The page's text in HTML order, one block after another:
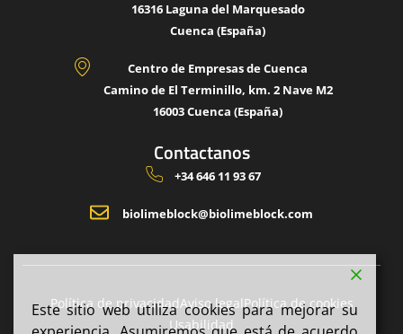
16316 Laguna del Marquesado
Cuenca (España)
Centro de Empresas de Cuenca
Camino de El Terminillo, km. 2 Nave M2
16003 Cuenca (España)
Contactanos
+34 646 11 93 67
biolimeblock@biolimeblock.com
Política de privacidadAviso legalPolítica de cookies
Usabilidad
Este sitio web utiliza cookies para mejorar su